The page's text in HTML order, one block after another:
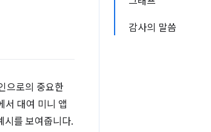
감사의 말씀
으로의 중요한
서 대여 미니 앱
시를 보여줍니다.